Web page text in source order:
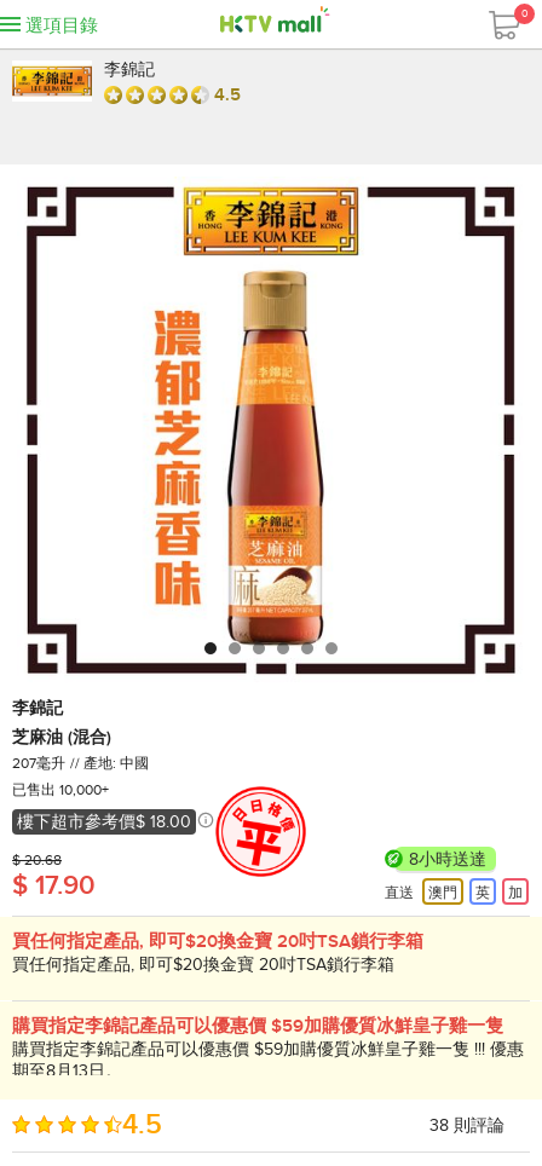
選項目錄
0
李錦記
4.5
李錦記
芝麻油 (混合)
207毫升
產地: 中國
已售出 10,000+
樓下超市參考價$ 18.00
$ 20.68
$ 17.90
8小時送達
直送 澳門 英 加
買任何指定產品, 即可$20換金寶 20吋TSA鎖行李箱
買任何指定產品, 即可$20換金寶 20吋TSA鎖行李箱
購買指定李錦記產品可以優惠價 $59加購優質冰鮮皇子雞一隻
購買指定李錦記產品可以優惠價 $59加購優質冰鮮皇子雞一隻 !!! 優惠
期至8月13日。
4.5 38 則評論